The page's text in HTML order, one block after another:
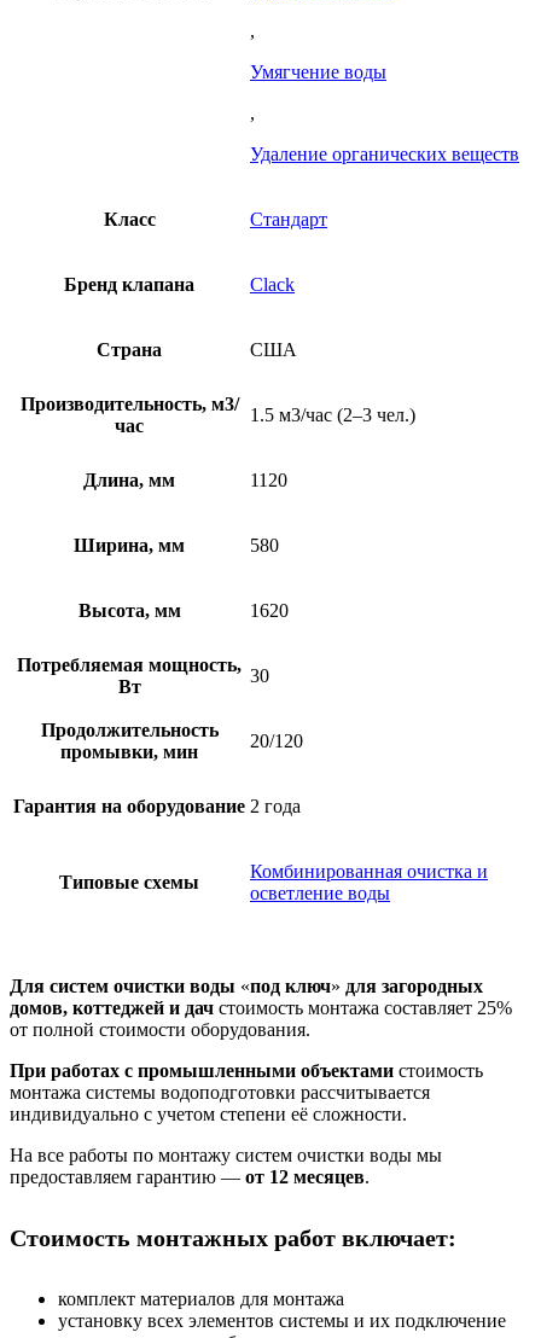
,
Умягчение воды
,
Удаление органических веществ
Класс Стандарт
Бренд клапана Clack
Страна США
Производительность, м3/
час
1.5 м3/час (2–3 чел.)
Длина, мм 1120
Ширина, мм 580
Высота, мм 1620
Потребляемая мощность,
Вт
30
Продолжительность
промывки, мин
20/120
Гарантия на оборудование 2 года
Типовые схемы
Комбинированная очистка и
осветление воды
Для систем очистки воды «под ключ» для загородных
домов, коттеджей и дач cтоимость монтажа составляет 25%
от полной стоимости оборудования.
При работах с промышленными объектами стоимость
монтажа системы водоподготовки рассчитывается
индивидуально с учетом степени её сложности.
На все работы по монтажу систем очистки воды мы
предоставляем гарантию — от 12 месяцев.
Стоимость монтажных работ включает:
комплект материалов для монтажа
установку всех элементов системы и их подключение